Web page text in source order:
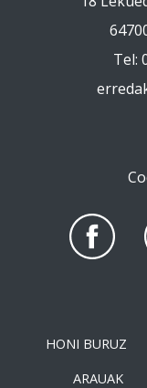
Tel:
HONI BURUZ
ARAUAK